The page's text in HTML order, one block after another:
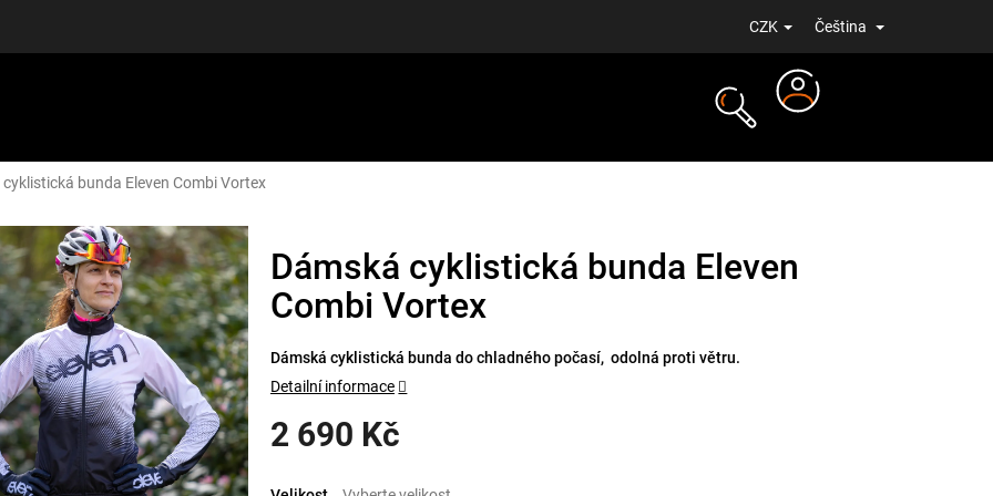
CZK Čeština
cyklistická bunda Eleven Combi Vortex
Dámská cyklistická bunda Eleven
Combi Vortex
2 690 Kč
Dámská cyklistická bunda do chladného počasí, odolná proti větru.
Detailní informace